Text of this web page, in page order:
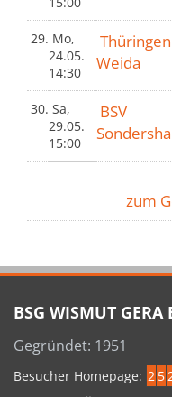
29. Mo,
24.05.
14:30
Thüringen
Weida
30. Sa,
29.05.
15:00
BSV
zum
BSG WISMUT GERA
Gegründet: 1951
Besucher Homepage: 2 5